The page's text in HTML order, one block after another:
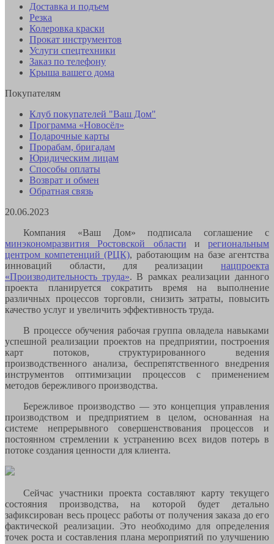
Доставка и подъем
Резка
Колеровка краски
Прокат инструментов
Услуги спецтехники
Заказ по телефону
Крыша вашего дома
Покупателям
Клуб покупателей "Ваш Дом"
Программа «Новосёл»
Подарочные карты
Прорабам, бригадам
Юридическим лицам
Способы оплаты
Возврат и обмен
Обратная связь
20.06.2023
Компания «Ваш Дом» подписала соглашение с
минэкономразвития Ростовской области и региональным
центром компетенций (РЦК), работающим на базе агентства
инноваций области, для реализации нацпроекта
«Производительность труда». В рамках реализации данного
проекта планируется сократить время на выполнение
различных процессов торговли, снизить затраты, повысить
качество услуг и увеличить эффективность труда.
В процессе обучения рабочая группа овладела навыками
успешной реализации проектов на предприятии, построения
карт потоков, структурированного ведения
производственного анализа, беспрепятственного внедрения
инструментов оптимизации процессов с применением
методов бережливого производства.
Бережливое производство — это концепция управления
производством и предприятием в целом, основанная на
системе непрерывного совершенствования процессов и
постоянном стремлении к устранению всех видов потерь в
потоке создания ценности для клиента.
Сейчас участники проекта составляют карту текущего
состояния производства, на которой будет детально
зафиксирован весь процесс работы от получения заказа до его
фактической реализации. Это необходимо для определения
точек роста и составления плана мероприятий по улучшению